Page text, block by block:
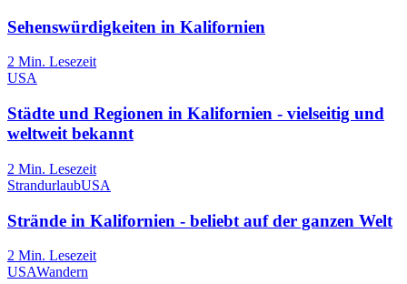
Sehenswürdigkeiten in Kalifornien
2 Min. Lesezeit
USA
Städte und Regionen in Kalifornien - vielseitig und
weltweit bekannt
2 Min. Lesezeit
StrandurlaubUSA
Strände in Kalifornien - beliebt auf der ganzen Welt
2 Min. Lesezeit
USAWandern